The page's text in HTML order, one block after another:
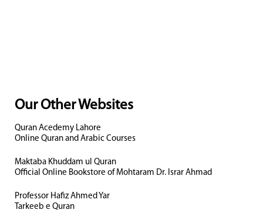
Our Other Websites
Quran Acedemy Lahore
Online Quran and Arabic Courses
Maktaba Khuddam ul Quran
Official Online Bookstore of Mohtaram Dr. Israr Ahmad
Professor Hafiz Ahmed Yar
Tarkeeb e Quran